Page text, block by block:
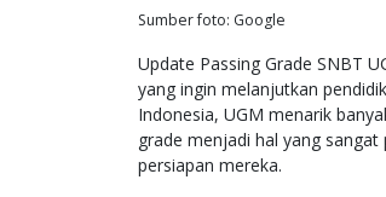
Sumber foto: Google
Update Passing Grade SNBT
yang ingin melanjutkan
Indonesia, UGM menarik
grade menjadi hal yang
persiapan mereka.